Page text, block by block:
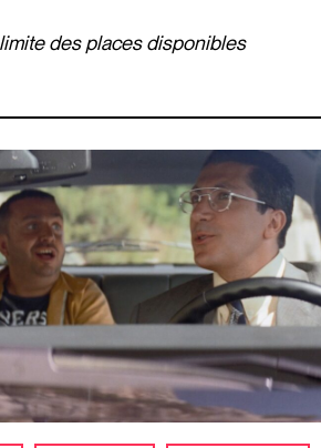
des places disponibles